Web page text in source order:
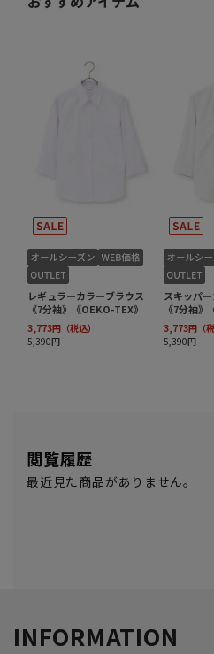
閲覧履歴
最近見た商品がありません。
INFORMATION